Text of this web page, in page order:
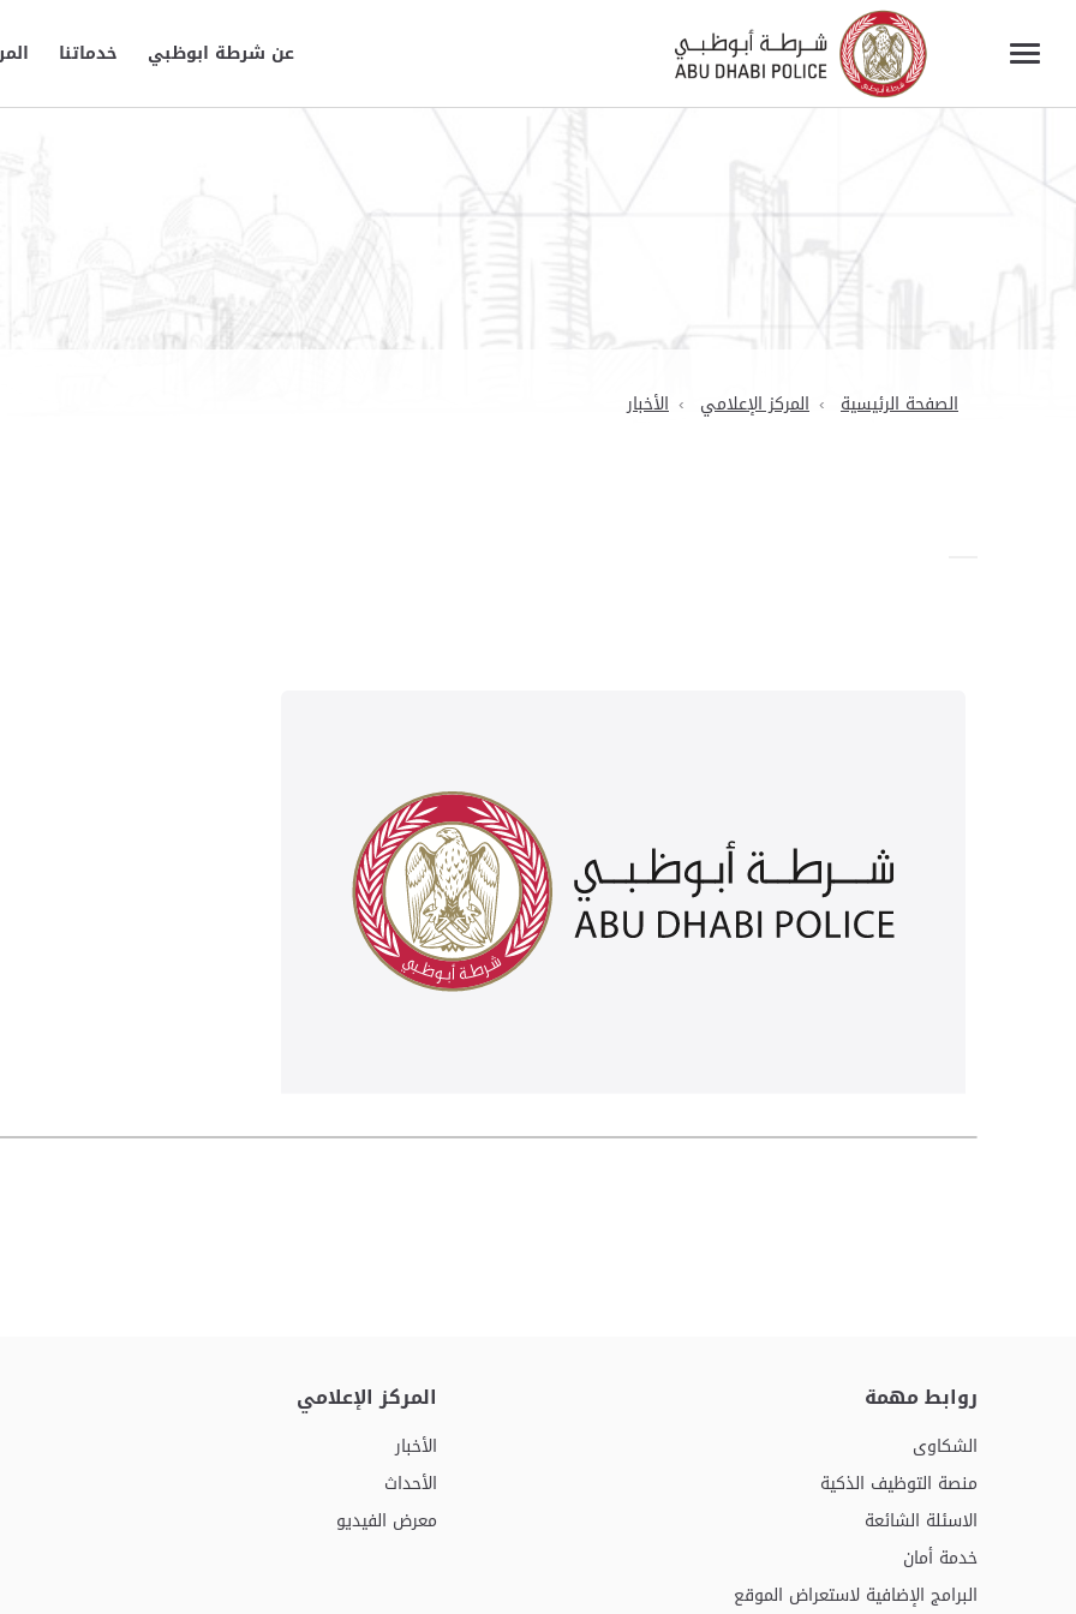
عن شرطة ابوظبي خدماتنا
الصفحة الرئيسية المركز الإعلامي الأخبار
روابط مهمة
الشكاوى
منصة التوظيف الذكية
الاسئلة الشائعة
خدمة أمان
البرامج الإضافية لاستعراض الموقع
المركز الإعلامي
الأخبار
الأحداث
معرض الفيديو